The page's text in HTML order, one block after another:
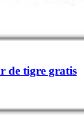
de tigre gratis